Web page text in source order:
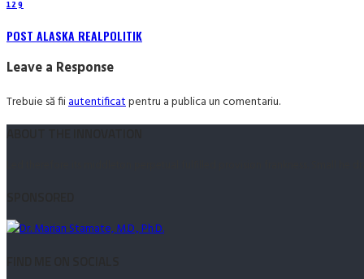
129
POST ALASKA REALPOLITIK
Leave a Response
Trebuie să fiiautentificatpentru a publica un comentariu.